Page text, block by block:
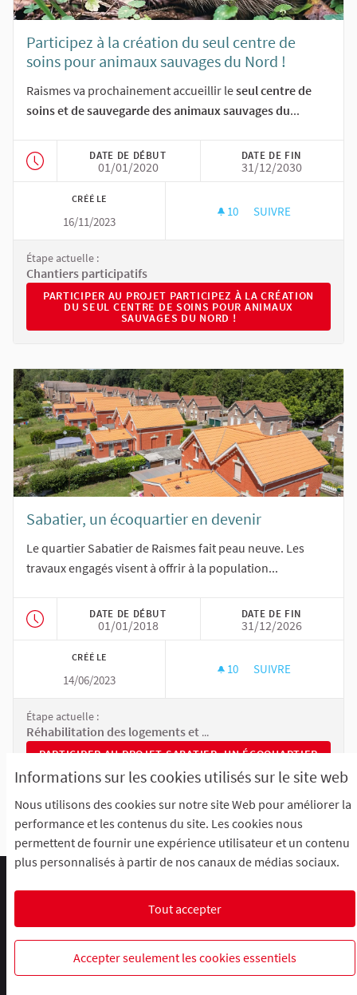
Informations sur les cookies utilisés sur le site web
Nous utilisons des cookies sur notre site Web pour améliorer la
performance et les contenus du site. Les cookies nous
permettent de fournir une expérience utilisateur et un contenu
plus personnalisés à partir de nos canaux de médias sociaux.
Tout accepter
Accepter seulement les cookies essentiels
Participez à la création du seul centre de
soins pour animaux sauvages du Nord !
Raismes va prochainement accueillir leseul centre de
soins et de sauvegarde des animaux sauvages du...
DATE DE DÉBUT
01/01/2020
DATE DE FIN
31/12/2030
CRÉÉ LE
16/11/2023
10 10 ABONNÉS
SUIVRE
Étape actuelle :
Chantiers participatifs
PARTICIPER AU PROJET PARTICIPEZ À LA CRÉATION DU
PARTICIPER AU PROJET PARTICIPEZ À LA CRÉATION
DU SEUL CENTRE DE SOINS POUR ANIMAUX
SAUVAGES DU NORD !
Sabatier, un écoquartier en devenir
Le quartier Sabatier de Raismes fait peau neuve. Les
travaux engagés visent à offrir à la population...
DATE DE DÉBUT
01/01/2018
DATE DE FIN
31/12/2026
CRÉÉ LE
14/06/2023
10 10 ABONNÉS
SUIVRE
Étape actuelle :
Réhabilitation des logements et requalification des espaces publics
PARTICIPER AU PROJET SABATIER, UN ÉCOQUARTIER EN
PARTICIPER AU PROJET SABATIER, UN ÉCOQUARTIER
Charte d'utilisation
Contacts
Paramètres des cookies
R-lab, le laboratoire de la participation
R-lab, le laboratoire de la
R-lab, le laboratoire de la